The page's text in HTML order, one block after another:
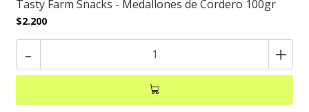
Tasty Farm Snacks - Medallones de Cordero 100gr
$2.200
- +